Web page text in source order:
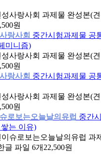
성사랑사회 과제물 완성본(
원
랑사회 중간시험과제물 공
미니즘)
성사랑사회 과제물 완성본(
원
랑사회 중간시험과제물 공
성사랑사회 과제물 완성본(
원
로보는오늘날의유럽 중간
쌓는 이유)
이슈로보는오늘날의유럽 과
글 파일 6개 22,500원